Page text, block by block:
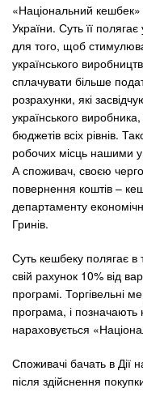
«Національний
України. Суть її
для того, щоб
українського
сплачувати більше
розрахунки, які
українського
бюджетів всіх рівнів.
робочих місць нашими
А споживач, своєю
повернення коштів –
департаменту
Гринів.
Суть кешбеку полягає
свій рахунок 10% від
програмі. Торгівельні
програма, і позначають
нараховується
Споживачі бачать в Дії
після здійснення